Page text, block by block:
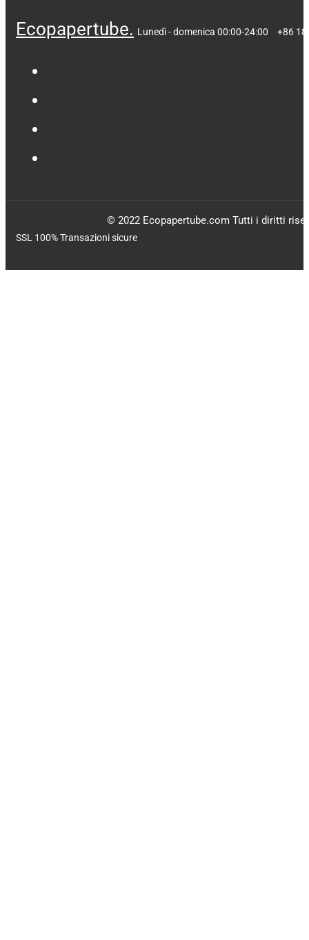
Ecopapertube. Lunedì - domenica 00:00-24:00 +86
© 2022 Ecopapertube.com Tutti i diritti
SSL 100% Transazioni sicure